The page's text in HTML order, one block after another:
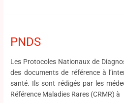
PNDS
Les Protocoles Nationaux de
des documents de référence à
santé. Ils sont rédigés par les
Référence Maladies Rares (CRMR) à